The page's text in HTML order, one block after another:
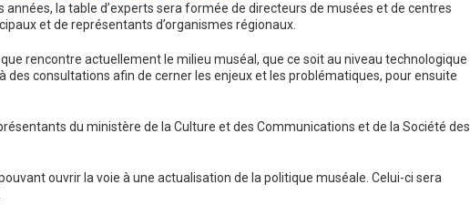
années, la table d’experts sera formée de directeurs de musées et de centres
et de représentants d’organismes régionaux.
rencontre actuellement le milieu muséal, que ce soit au niveau technologique
des consultations afin de cerner les enjeux et les problématiques, pour ensuite
du ministère de la Culture et des Communications et de la Société des
ouvrir la voie à une actualisation de la politique muséale. Celui-ci sera